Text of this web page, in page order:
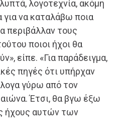
λογοτεχνία, ακόμη
για να καταλάβω ποια
περιβάλλαν τους
ποιοι ήχοι θα
είπε. «Για παράδειγμα,
πηγές ότι υπήρχαν
γύρω από τον
Έτσι, θα βγω έξω
ήχους αυτών των